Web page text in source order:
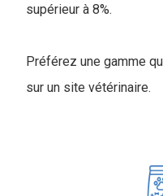
supérieur à 8%.
Préférez une gamme
sur un site vétérinaire.